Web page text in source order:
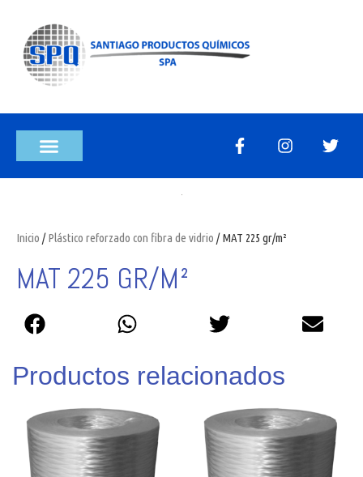
Inicio /Plástico reforzado con fibra de vidrio / MAT 225 gr/m²
MAT 225 GR/M²
Productos relacionados